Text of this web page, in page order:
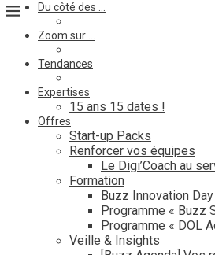
Du côté des …
Zoom sur …
Tendances
Expertises
15 ans 15 dates !
Offres
Start-up Packs
Renforcer vos équipes
Le Digi’Coach au
Formation
Buzz Innovation Day
Programme « Buzz
Programme « DOL
Veille & Insights